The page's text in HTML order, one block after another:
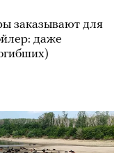
заказывают для
даже